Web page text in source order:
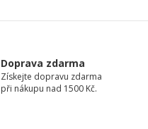
Doprava zdarma
Získejte dopravu zdarma
při nákupu nad 1500 Kč.